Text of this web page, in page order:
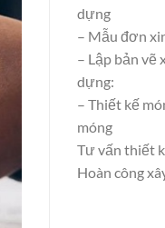
dựng
– Mẫu đơn
– Lập bản vẽ
dựng:
– Thiết kế
móng
Tư vấn thiết
Hoàn công